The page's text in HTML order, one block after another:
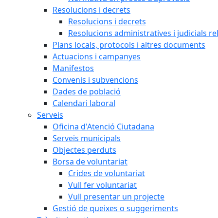
Resolucions i decrets
Resolucions i decrets
Resolucions administratives i judicials
Plans locals, protocols i altres documents
Actuacions i campanyes
Manifestos
Convenis i subvencions
Dades de població
Calendari laboral
Serveis
Oficina d'Atenció Ciutadana
Serveis municipals
Objectes perduts
Borsa de voluntariat
Crides de voluntariat
Vull fer voluntariat
Vull presentar un projecte
Gestió de queixes o suggeriments